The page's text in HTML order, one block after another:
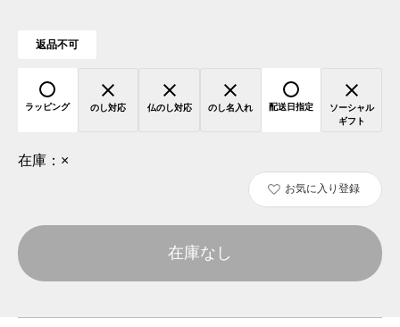
返品不可
ラッピング のし対応 仏のし対応 のし名入れ 配送日指定
ソーシャル
ギフト
在庫： ×
お気に入り登録
在庫なし